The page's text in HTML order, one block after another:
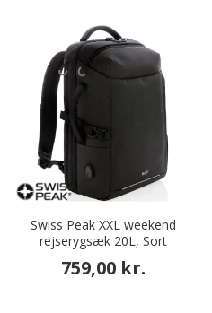
Swiss Peak XXL weekend
rejserygsæk 20L, Sort
759,00 kr.